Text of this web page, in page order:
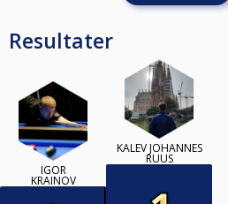
Resultater
IGOR
KRAINOV
KALEV JOHANNES
RUUS